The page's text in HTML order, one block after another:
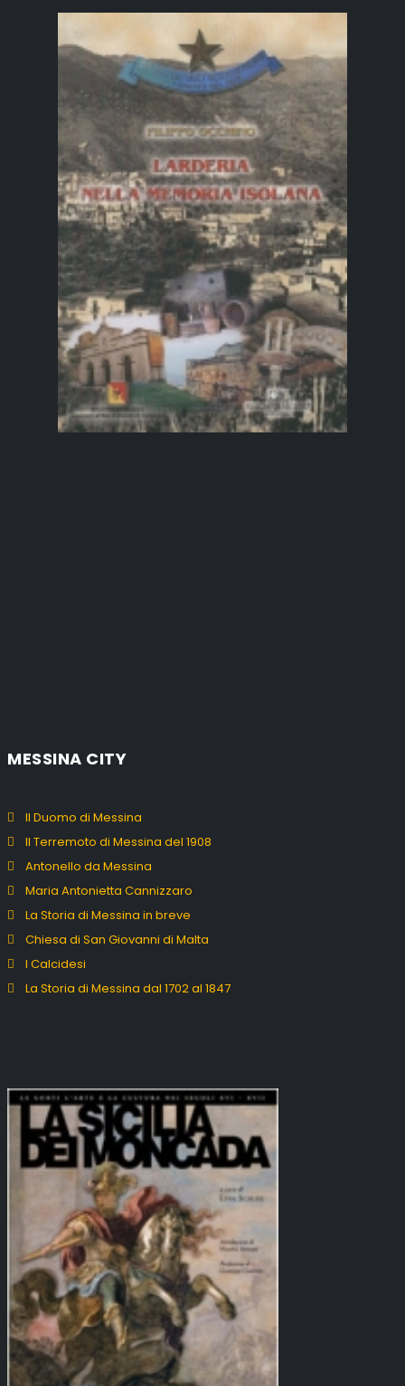
MESSINA CITY
Il Duomo di Messina
Il Terremoto di Messina del 1908
Antonello da Messina
Maria Antonietta Cannizzaro
La Storia di Messina in breve
Chiesa di San Giovanni di Malta
I Calcidesi
La Storia di Messina dal 1702 al 1847